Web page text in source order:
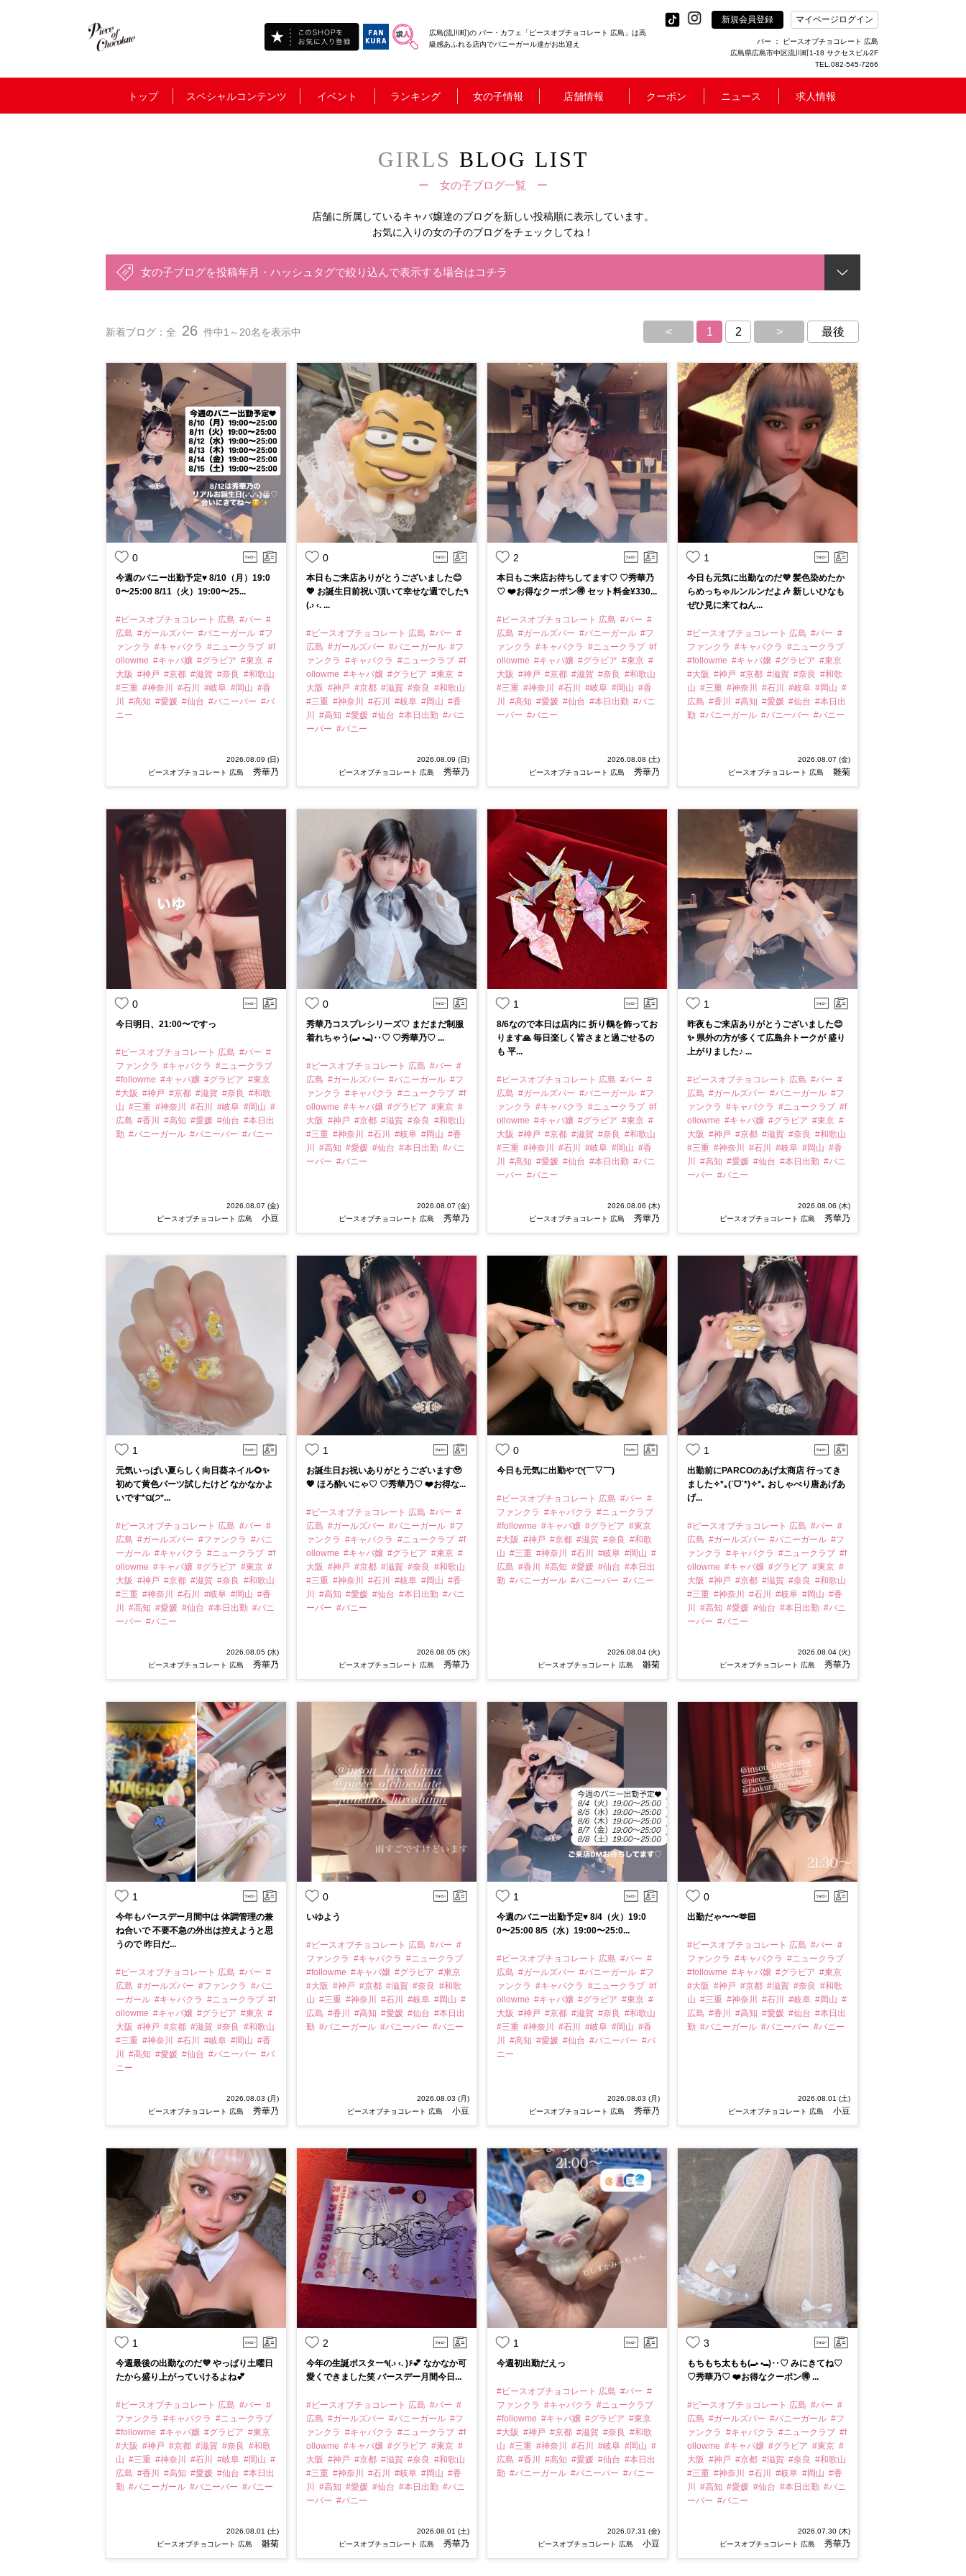
広島(流川町)の バー・カフェ「ピースオブチョコレート 広島」は高
級感あふれる店内でバニーガール達がお出迎え
新規会員登録 マイページログイン
バー ： ピースオブチョコレート 広島
広島県広島市中区流川町1-18 サクセスビル2F
TEL.082-545-7266
トップ スペシャルコンテンツ イベント ランキング 女の子情報 店舗情報 クーポン ニュース 求人情報
GIRLS BLOG LIST
ー 女の子ブログ一覧 ー
店舗に所属しているキャバ嬢達のブログを新しい投稿順に表示しています。
お気に入りの女の子のブログをチェックしてね！
女の子ブログを投稿年月・ハッシュタグで絞り込んで表示する場合はコチラ
新着ブログ：全 26 件中1～20名を表示中 < 1 2 > 最後
0
今週のバニー出勤予定♥ 8/10（月）19:0
0〜25:00 8/11（火）19:00〜25...
#ピースオブチョコレート 広島 #バー #
広島 #ガールズバー #バニーガール #フ
ァンクラ #キャバクラ #ニュークラブ #f
ollowme #キャバ嬢 #グラビア #東京 #
大阪 #神戸 #京都 #滋賀 #奈良 #和歌山
#三重 #神奈川 #石川 #岐阜 #岡山 #香
川
#高知 #愛媛 #仙台 #バニーバー #バ
ニー
2026.08.09 (日)
ピースオブチョコレート 広島
秀華乃
0
本日もご来店ありがとうございました😊
💖 お誕生日前祝い頂いて幸せな週でした٩
(.› ‹. ...
#ピースオブチョコレート 広島 #バー #
広島 #ガールズバー #バニーガール #フ
ァンクラ #キャバクラ #ニュークラブ #f
ollowme #キャバ嬢 #グラビア #東京 #
大阪 #神戸 #京都 #滋賀 #奈良 #和歌山
#三重 #神奈川 #石川 #岐阜 #岡山 #香
川
#高知 #愛媛 #仙台 #本日出勤 #バニ
ーバー #バニー
2026.08.09 (日)
ピースオブチョコレート 広島
秀華乃
2
本日もご来店お待ちしてます♡ ♡秀華乃
♡ ❤️お得なクーポン🉐 セット料金¥330...
#ピースオブチョコレート 広島 #バー #
広島 #ガールズバー #バニーガール #フ
ァンクラ #キャバクラ #ニュークラブ #f
ollowme #キャバ嬢 #グラビア #東京 #
大阪 #神戸 #京都 #滋賀 #奈良 #和歌山
#三重 #神奈川 #石川 #岐阜 #岡山 #香
川
#高知 #愛媛 #仙台 #本日出勤 #バニ
ーバー #バニー
2026.08.08 (土)
ピースオブチョコレート 広島
秀華乃
1
今日も元気に出勤なのだ💜 髪色染めたか
らめっちゃルンルンだよ🎶 新しいひなも
ぜひ見に来てねん...
#ピースオブチョコレート 広島 #バー #
ファンクラ #キャバクラ #ニュークラブ
#followme #キャバ嬢 #グラビア #東京
#大阪 #神戸 #京都 #滋賀 #奈良 #和歌
山 #三重 #神奈川 #石川 #岐阜 #岡山 #
広島 #香川 #高知 #愛媛 #仙台 #本日出
勤 #バニーガール #バニーバー #バニー
2026.08.07 (金)
ピースオブチョコレート 広島
雛菊
0
今日明日、21:00〜ですっ
#ピースオブチョコレート 広島 #バー #
ファンクラ #キャバクラ #ニュークラブ
#followme #キャバ嬢 #グラビア #東京
#大阪 #神戸 #京都 #滋賀 #奈良 #和歌
山 #三重 #神奈川 #石川 #岐阜 #岡山 #
広島 #香川 #高知 #愛媛 #仙台 #本日出
勤 #バニーガール #バニーバー #バニー
2026.08.07 (金)
ピースオブチョコレート 広島
小豆
0
秀華乃コスプレシリーズ♡ まだまだ制服
着れちゃう(⑉• •⑉)‥♡ ♡秀華乃♡ ...
#ピースオブチョコレート 広島 #バー #
広島 #ガールズバー #バニーガール #フ
ァンクラ #キャバクラ #ニュークラブ #f
ollowme #キャバ嬢 #グラビア #東京 #
大阪 #神戸 #京都 #滋賀 #奈良 #和歌山
#三重 #神奈川 #石川 #岐阜 #岡山 #香
川
#高知 #愛媛 #仙台 #本日出勤 #バニ
ーバー #バニー
2026.08.07 (金)
ピースオブチョコレート 広島
秀華乃
1
8/6なので本日は店内に 折り鶴を飾ってお
ります🙏 毎日楽しく皆さまと過ごせるの
も 平...
#ピースオブチョコレート 広島 #バー #
広島 #ガールズバー #バニーガール #フ
ァンクラ #キャバクラ #ニュークラブ #f
ollowme #キャバ嬢 #グラビア #東京 #
大阪 #神戸 #京都 #滋賀 #奈良 #和歌山
#三重 #神奈川 #石川 #岐阜 #岡山 #香
川
#高知 #愛媛 #仙台 #本日出勤 #バニ
ーバー #バニー
2026.08.06 (木)
ピースオブチョコレート 広島
秀華乃
1
昨夜もご来店ありがとうございました😊
✨ 県外の方が多くて広島弁トークが 盛り
上がりました♪ ...
#ピースオブチョコレート 広島 #バー #
広島 #ガールズバー #バニーガール #フ
ァンクラ #キャバクラ #ニュークラブ #f
ollowme #キャバ嬢 #グラビア #東京 #
大阪 #神戸 #京都 #滋賀 #奈良 #和歌山
#三重 #神奈川 #石川 #岐阜 #岡山 #香
川
#高知 #愛媛 #仙台 #本日出勤 #バニ
ーバー #バニー
2026.08.06 (木)
ピースオブチョコレート 広島
秀華乃
1
元気いっぱい夏らしく向日葵ネイル🌻✨
初めて黄色パーツ試したけど なかなかよ
いです*ଘ(੭*...
#ピースオブチョコレート 広島 #バー #
広島 #ガールズバー #ファンクラ #バニ
ーガール #キャバクラ #ニュークラブ #f
ollowme #キャバ嬢 #グラビア #東京 #
大阪 #神戸 #京都 #滋賀 #奈良 #和歌山
#三重 #神奈川 #石川 #岐阜 #岡山 #香
川
#高知 #愛媛 #仙台 #本日出勤 #バニ
ーバー #バニー
2026.08.05 (水)
ピースオブチョコレート 広島
秀華乃
1
お誕生日お祝いありがとうございます🥹
💖 ほろ酔いにゃ♡ ♡秀華乃♡ ❤️お得な...
#ピースオブチョコレート 広島 #バー #
広島 #ガールズバー #バニーガール #フ
ァンクラ #キャバクラ #ニュークラブ #f
ollowme #キャバ嬢 #グラビア #東京 #
大阪 #神戸 #京都 #滋賀 #奈良 #和歌山
#三重 #神奈川 #石川 #岐阜 #岡山 #香
川
#高知 #愛媛 #仙台 #本日出勤 #バニ
ーバー #バニー
2026.08.05 (水)
ピースオブチョコレート 広島
秀華乃
0
今日も元気に出勤やで(￣▽￣)
#ピースオブチョコレート 広島 #バー #
ファンクラ #キャバクラ #ニュークラブ
#followme #キャバ嬢 #グラビア #東京
#大阪 #神戸 #京都 #滋賀 #奈良 #和歌
山 #三重 #神奈川 #石川 #岐阜 #岡山 #
広島 #香川 #高知 #愛媛 #仙台 #本日出
勤 #バニーガール #バニーバー #バニー
2026.08.04 (火)
ピースオブチョコレート 広島
雛菊
1
出勤前にPARCOのあげ太商店 行ってき
ました✧*｡(ˊᗜˋ*)✧*｡ おしゃべり唐あげあ
げ...
#ピースオブチョコレート 広島 #バー #
広島 #ガールズバー #バニーガール #フ
ァンクラ #キャバクラ #ニュークラブ #f
ollowme #キャバ嬢 #グラビア #東京 #
大阪 #神戸 #京都 #滋賀 #奈良 #和歌山
#三重 #神奈川 #石川 #岐阜 #岡山 #香
川
#高知 #愛媛 #仙台 #本日出勤 #バニ
ーバー #バニー
2026.08.04 (火)
ピースオブチョコレート 広島
秀華乃
1
今年もバースデー月間中は 体調管理の兼
ね合いで 不要不急の外出は控えようと思
うので 昨日だ...
#ピースオブチョコレート 広島 #バー #
広島 #ガールズバー #ファンクラ #バニ
ーガール #キャバクラ #ニュークラブ #f
ollowme #キャバ嬢 #グラビア #東京 #
大阪 #神戸 #京都 #滋賀 #奈良 #和歌山
#三重 #神奈川 #石川 #岐阜 #岡山 #香
川
#高知 #愛媛 #仙台 #バニーバー #バ
ニー
2026.08.03 (月)
ピースオブチョコレート 広島
秀華乃
0
いゆよう
#ピースオブチョコレート 広島 #バー #
ファンクラ #キャバクラ #ニュークラブ
#followme #キャバ嬢 #グラビア #東京
#大阪 #神戸 #京都 #滋賀 #奈良 #和歌
山 #三重 #神奈川 #石川 #岐阜 #岡山 #
広島 #香川 #高知 #愛媛 #仙台 #本日出
勤 #バニーガール #バニーバー #バニー
2026.08.03 (月)
ピースオブチョコレート 広島
小豆
1
今週のバニー出勤予定♥ 8/4（火）19:0
0〜25:00 8/5（水）19:00〜25:0...
#ピースオブチョコレート 広島 #バー #
広島 #ガールズバー #バニーガール #フ
ァンクラ #キャバクラ #ニュークラブ #f
ollowme #キャバ嬢 #グラビア #東京 #
大阪 #神戸 #京都 #滋賀 #奈良 #和歌山
#三重 #神奈川 #石川 #岐阜 #岡山 #香
川
#高知 #愛媛 #仙台 #バニーバー #バ
ニー
2026.08.03 (月)
ピースオブチョコレート 広島
秀華乃
0
出勤だゃ〜〜🫶🏻
#ピースオブチョコレート 広島 #バー #
ファンクラ #キャバクラ #ニュークラブ
#followme #キャバ嬢 #グラビア #東京
#大阪 #神戸 #京都 #滋賀 #奈良 #和歌
山 #三重 #神奈川 #石川 #岐阜 #岡山 #
広島 #香川 #高知 #愛媛 #仙台 #本日出
勤 #バニーガール #バニーバー #バニー
2026.08.01 (土)
ピースオブチョコレート 広島
小豆
1
今週最後の出勤なのだ💜 やっぱり土曜日
たから盛り上がっていけるよね💕︎
#ピースオブチョコレート 広島 #バー #
ファンクラ #キャバクラ #ニュークラブ
#followme #キャバ嬢 #グラビア #東京
#大阪 #神戸 #京都 #滋賀 #奈良 #和歌
山 #三重 #神奈川 #石川 #岐阜 #岡山 #
広島 #香川 #高知 #愛媛 #仙台 #本日出
勤 #バニーガール #バニーバー #バニー
2026.08.01 (土)
ピースオブチョコレート 広島
雛菊
2
今年の生誕ポスター٩(.› ‹. )۶💕 なかなか可
愛くできました笑 バースデー月間今日...
#ピースオブチョコレート 広島 #バー #
広島 #ガールズバー #バニーガール #フ
ァンクラ #キャバクラ #ニュークラブ #f
ollowme #キャバ嬢 #グラビア #東京 #
大阪 #神戸 #京都 #滋賀 #奈良 #和歌山
#三重 #神奈川 #石川 #岐阜 #岡山 #香
川
#高知 #愛媛 #仙台 #本日出勤 #バニ
ーバー #バニー
2026.08.01 (土)
ピースオブチョコレート 広島
秀華乃
1
今週初出勤だえっ
#ピースオブチョコレート 広島 #バー #
ファンクラ #キャバクラ #ニュークラブ
#followme #キャバ嬢 #グラビア #東京
#大阪 #神戸 #京都 #滋賀 #奈良 #和歌
山 #三重 #神奈川 #石川 #岐阜 #岡山 #
広島 #香川 #高知 #愛媛 #仙台 #本日出
勤 #バニーガール #バニーバー #バニー
2026.07.31 (金)
ピースオブチョコレート 広島
小豆
3
もちもち太もも(⑉• •⑉)‥♡ みにきてね♡
♡秀華乃♡ ❤️お得なクーポン🉐 ...
#ピースオブチョコレート 広島 #バー #
広島 #ガールズバー #バニーガール #フ
ァンクラ #キャバクラ #ニュークラブ #f
ollowme #キャバ嬢 #グラビア #東京 #
大阪 #神戸 #京都 #滋賀 #奈良 #和歌山
#三重 #神奈川 #石川 #岐阜 #岡山 #香
川
#高知 #愛媛 #仙台 #本日出勤 #バニ
ーバー #バニー
2026.07.30 (木)
ピースオブチョコレート 広島
秀華乃